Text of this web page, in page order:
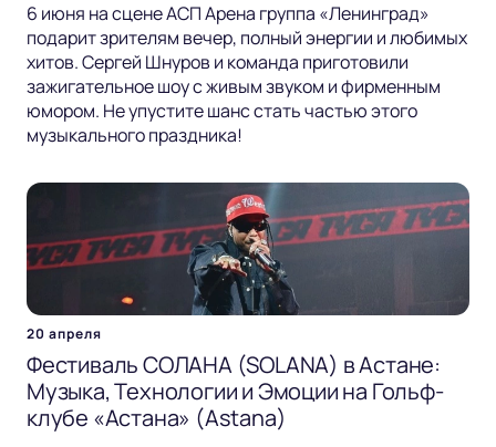
6 июня на сцене АСП Арена группа «Ленинград»
подарит зрителям вечер, полный энергии и любимых
хитов. Сергей Шнуров и команда приготовили
зажигательное шоу с живым звуком и фирменным
юмором. Не упустите шанс стать частью этого
музыкального праздника!
20 апреля
Фестиваль СОЛАНА (SOLANA) в Астане:
Музыка, Технологии и Эмоции на Гольф-
клубе «Астана» (Astana)